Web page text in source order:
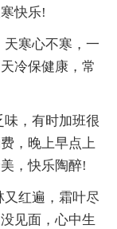
快乐!
天寒心不寒，一
冷保健康，常
味，有时加班很
，晚上早点上
，快乐陶醉!
又红遍，霜叶尽
见面，心中生